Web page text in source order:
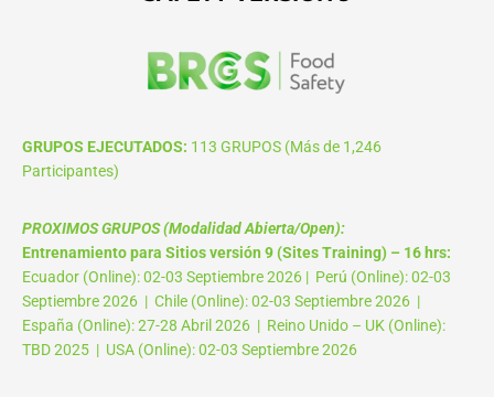
GRUPOS EJECUTADOS: 113 GRUPOS (Más de 1,246
Participantes)
PROXIMOS GRUPOS (Modalidad Abierta/Open):
Entrenamiento para Sitios versión 9 (Sites Training) – 16 hrs:
Ecuador (Online): 02-03 Septiembre 2026 | Perú (Online): 02-03
Septiembre 2026 | Chile (Online): 02-03 Septiembre 2026 |
España (Online): 27-28 Abril 2026 | Reino Unido – UK (Online):
TBD 2025 | USA (Online): 02-03 Septiembre 2026